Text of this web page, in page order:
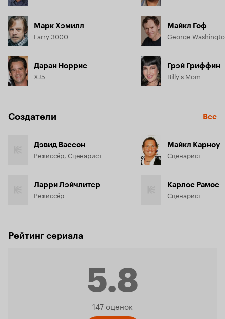
Марк Хэмилл
Larry 3000
Даран Норрис
XJ5
Майкл Гоф
George
Грэй Гриффин
Billy's Mom
Создатели Все
Дэвид Вассон
Режиссёр, Сценарист
Ларри Лэйчлитер
Режиссёр
Майкл Карноу
Сценарист
Карлос Рамос
Сценарист
Рейтинг сериала
5.8
Рейтинг
147 оценок